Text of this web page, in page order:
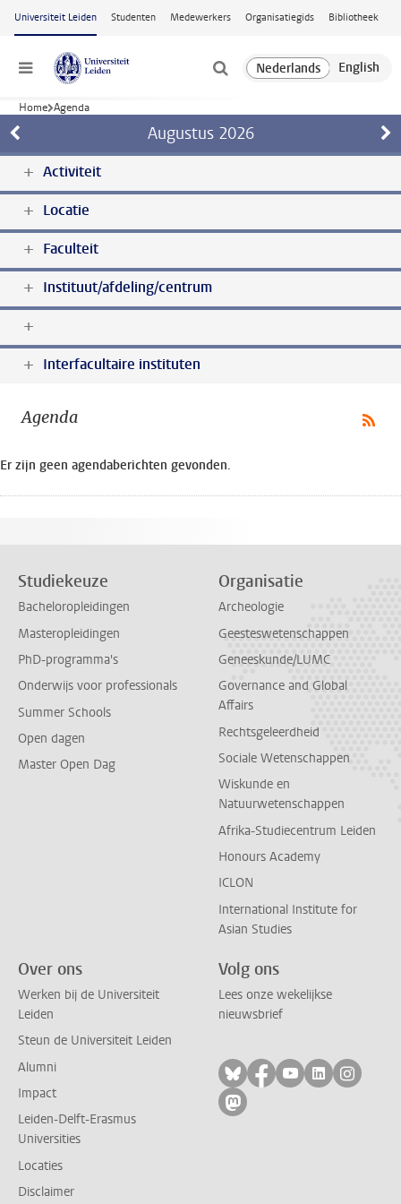
Ga naar hoofdinhoud
Universiteit Leiden Studenten Medewerkers Organisatiegids Bibliotheek
Menu
Home Agenda
Augustus 2026
Activiteit
Locatie
Faculteit
Instituut/afdeling/centrum
Interfacultaire instituten
Agenda
Er zijn geen agendaberichten gevonden.
Studiekeuze
Bacheloropleidingen
Masteropleidingen
PhD-programma's
Onderwijs voor professionals
Summer Schools
Open dagen
Master Open Dag
Organisatie
Archeologie
Geesteswetenschappen
Geneeskunde/LUMC
Governance and Global
Affairs
Rechtsgeleerdheid
Sociale Wetenschappen
Wiskunde en
Natuurwetenschappen
Afrika-Studiecentrum Leiden
Honours Academy
ICLON
International Institute for
Asian Studies
Over ons
Werken bij de Universiteit
Leiden
Steun de Universiteit Leiden
Alumni
Impact
Leiden-Delft-Erasmus
Universities
Locaties
Disclaimer
Volg ons
Lees onze wekelijkse
nieuwsbrief
Volg ons op bluesky
Volg ons op
Volg ons op
Volg ons
Volg
Volg ons op mastodon